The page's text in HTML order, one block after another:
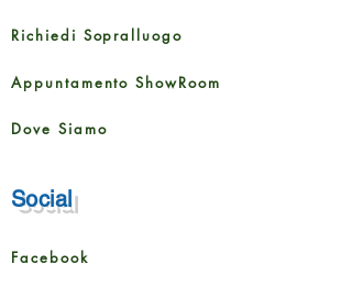
confezione
Richiedi Sopralluogo
Appuntamento ShowRoom
Dove Siamo
Social
Facebook